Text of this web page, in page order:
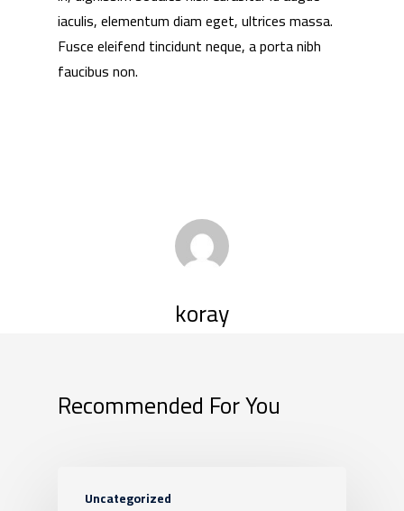
iaculis, elementum diam eget, ultrices massa.
Fusce eleifend tincidunt neque, a porta nibh
faucibus non.
koray
Recommended For You
Uncategorized
Partnership